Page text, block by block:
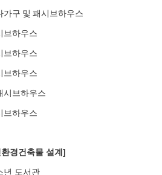
가구 및 패시브하우스
브하우스
브하우스
브하우스
시브하우스
브하우스​​​​​​​
경건축물 설계]
년 도서관